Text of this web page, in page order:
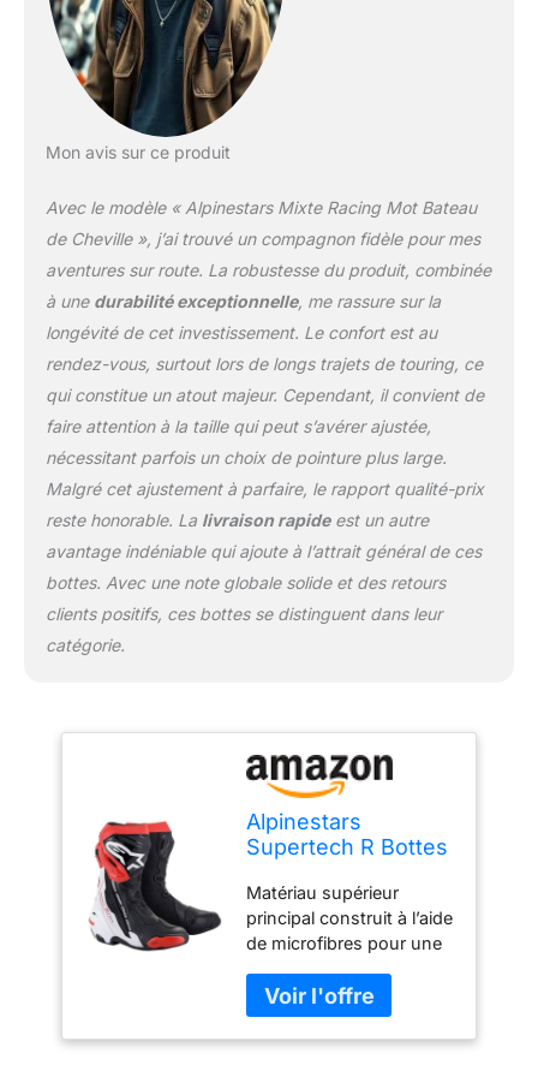
l’arrière naturels. La
nouvelle zone flexible
avant augmente la
principal construit à l’aide
résistance optimale à
l’abrasion, tout en offrant
des niveaux élevés de
flexibilité.# Nouvelle zone
améliorer l’abrasion
d’impact tout en
assurant l’avant et
l’arrière naturels.# La
nouvelle zone flexible
avant augmente la
ventilation et le débit d’air
pour une respirabilité
supplémentaire.#
Soufflet arrière redessiné
en microfibre stretch
supérieure redessinée
dans le matériel de
microfibre avec le TPU
pour la préhensilité
accrue.# Nouveau
panneau de microfibre
synthétique sur le côté
médial pour une
résistance Guêtre
supérieure redessinée
dans le matériel de
Mon avis sur ce produit
Avec le modèle « Alpinestars Mixte Racing Mot Bateau
de Cheville », j’ai trouvé un compagnon fidèle pour mes
aventures sur route. La robustesse du produit, combinée
à une durabilité exceptionnelle, me rassure sur la
longévité de cet investissement. Le confort est au
rendez-vous, surtout lors de longs trajets de touring, ce
qui constitue un atout majeur. Cependant, il convient de
faire attention à la taille qui peut s’avérer ajustée,
nécessitant parfois un choix de pointure plus large.
Malgré cet ajustement à parfaire, le rapport qualité-prix
reste honorable. La livraison rapideest un autre
avantage indéniable qui ajoute à l’attrait général de ces
bottes. Avec une note globale solide et des retours
clients positifs, ces bottes se distinguent dans leur
catégorie.
Alpinestars
Supertech R Bottes
schwarz/weiß/rot,
45
Matériau supérieur
principal construit à l’aide
de microfibres pour une
l’abrasion, tout en offrant
des niveaux élevés de
flexibilité. Nouvelle